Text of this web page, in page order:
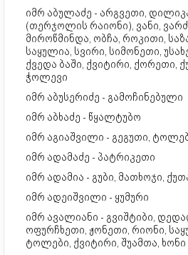
იმრ აბულაძე - არგვეთი,
(თერჯოლის რაიონი), ვანი,
მიროწმინდა, ობჩა, როკითი,
საყულია, სვირი, სიმონეთი,
ქვედა ბაში, ქვიტირი, ქორეთი,
ჭოლევი
იმრ აბუსერიძე - გამოჩინებული
იმრ აბხაძე - წყალტუბო
იმრ აგიაშვილი - გეგუთი,
იმრ ადამაძე - პატრიკეთი
იმრ ადამია - გუბი, მათხოჯი,
იმრ ადეიშვილი - ყუმური
იმრ ავალიანი - გვიშტიბი,
ოფურჩხეთი, ჟონეთი, რიონი,
ტოლები, ქვიტირი, შუამთა, ხონი